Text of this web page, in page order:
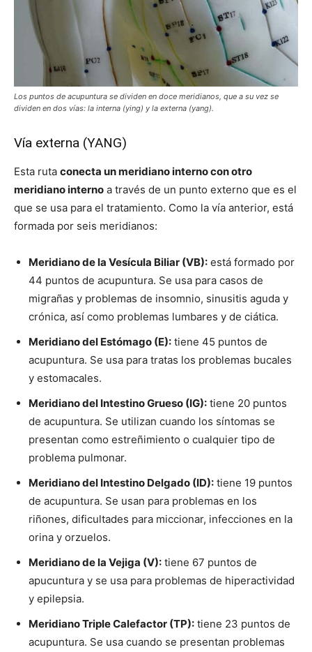
Los puntos de acupuntura se dividen en doce meridianos, que a su vez se
dividen en dos vías: la interna (ying) y la externa (yang).
Vía externa (YANG)
Esta ruta conecta un meridiano interno con otro
meridiano interno a través de un punto externo que es el
que se usa para el tratamiento. Como la vía anterior, está
formada por seis meridianos:
Meridiano de la Vesícula Biliar (VB): está formado por
44 puntos de acupuntura. Se usa para casos de
migrañas y problemas de insomnio, sinusitis aguda y
crónica, así como problemas lumbares y de ciática.
Meridiano del Estómago (E): tiene 45 puntos de
acupuntura. Se usa para tratas los problemas bucales
y estomacales.
Meridiano del Intestino Grueso (IG): tiene 20 puntos
de acupuntura. Se utilizan cuando los síntomas se
presentan como estreñimiento o cualquier tipo de
problema pulmonar.
Meridiano del Intestino Delgado (ID): tiene 19 puntos
de acupuntura. Se usan para problemas en los
riñones, dificultades para miccionar, infecciones en la
orina y orzuelos.
Meridiano de la Vejiga (V): tiene 67 puntos de
apucuntura y se usa para problemas de hiperactividad
y epilepsia.
Meridiano Triple Calefactor (TP): tiene 23 puntos de
acupuntura. Se usa cuando se presentan problemas